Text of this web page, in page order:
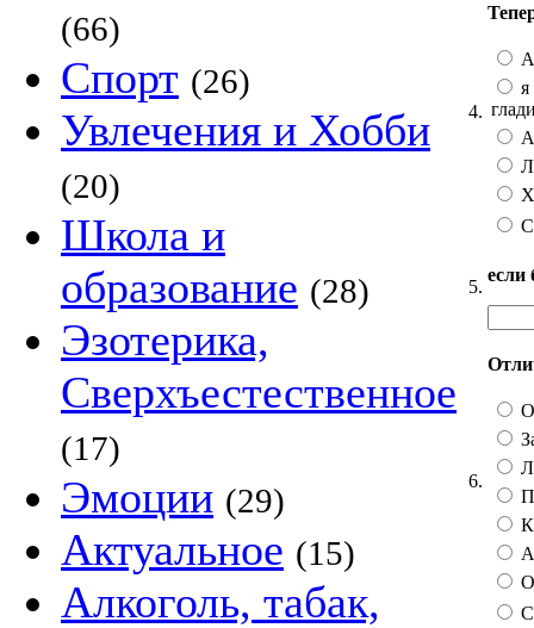
(66)
Спорт (26)
Увлечения и Хобби
(20)
Школа и
образование (28)
Эзотерика,
Сверхъестественное
(17)
Эмоции (29)
Актуальное (15)
Алкоголь, табак,
4.
я
5.
если
6.